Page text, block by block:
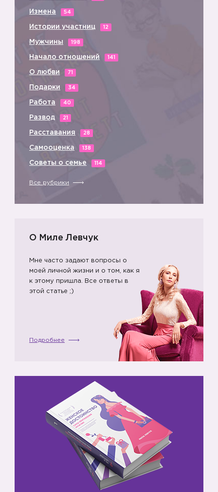
Измена 54
Истории участниц 12
Мужчины 198
Начало отношений 141
О любви 71
Подарки 34
Работа 40
Развод 21
Расставания 28
Самооценка 138
Советы о семье 114
Все рубрики
О Миле Левчук
Мне часто задают вопросы о
моей личной жизни и о том, как я
к этому пришла. Все ответы в
этой статье ;)
Подробнее